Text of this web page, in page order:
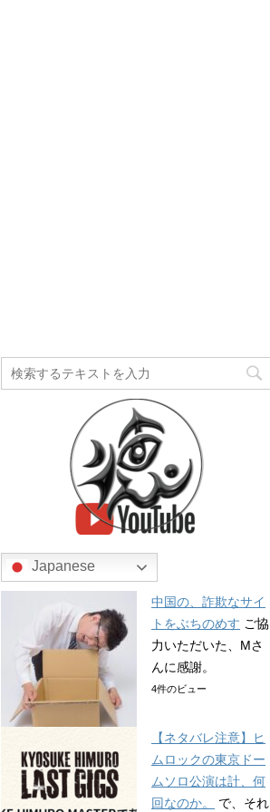
Japanese
中国の、詐欺なサイ
トをぶちのめす ご協
力いただいた、Mさ
んに感謝。
4件のビュー
【ネタバレ注意】ヒ
ムロックの東京ドー
ムソロ公演は計、何
回なのか。
で、それ